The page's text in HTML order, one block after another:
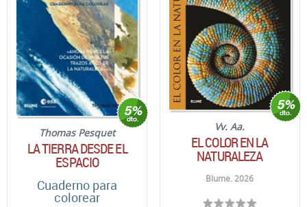
Thomas Pesquet
LA TIERRA DESDE EL
ESPACIO
Cuaderno para
colorear
Vv. Aa.
EL COLOR EN LA
NATURALEZA
Blume. 2026